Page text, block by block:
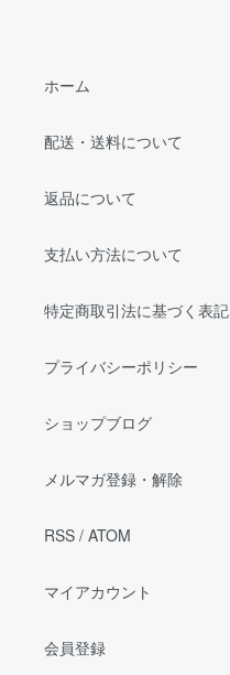
ホーム
配送・送料について
返品について
支払い方法について
特定商取引法に基づく表記
プライバシーポリシー
ショップブログ
メルマガ登録・解除
RSS / ATOM
マイアカウント
会員登録